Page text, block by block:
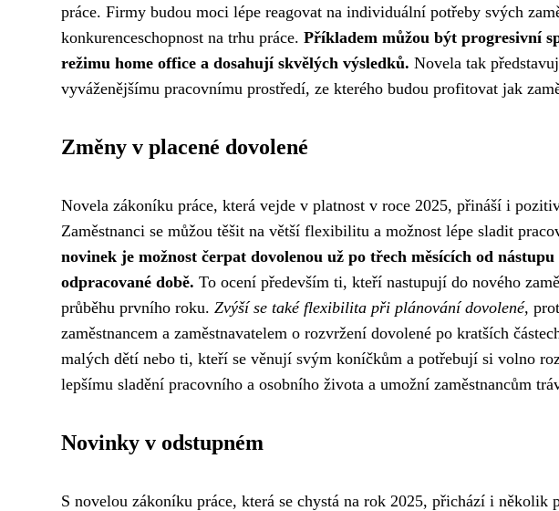
práce. Firmy budou moci lépe reagovat na individuální potřeby svých
konkurenceschopnost na trhu práce. Příkladem můžou být progresivní
režimu home office a dosahují skvělých výsledků. Novela tak
vyváženějšímu pracovnímu prostředí, ze kterého budou profitovat jak
Změny v placené dovolené
Novela zákoníku práce, která vejde v platnost v roce 2025, přináší i
Zaměstnanci se můžou těšit na větší flexibilitu a možnost lépe sladit
novinek je možnost čerpat dovolenou už po třech měsících od
odpracované době. To ocení především ti, kteří nastupují do nového
průběhu prvního roku. Zvýší se také flexibilita při plánování dovolené,
zaměstnancem a zaměstnavatelem o rozvržení dovolené po kratších
malých dětí nebo ti, kteří se věnují svým koníčkům a potřebují si volno
lepšímu sladění pracovního a osobního života a umožní zaměstnancům
Novinky v odstupném
S novelou zákoníku práce, která se chystá na rok 2025, přichází i